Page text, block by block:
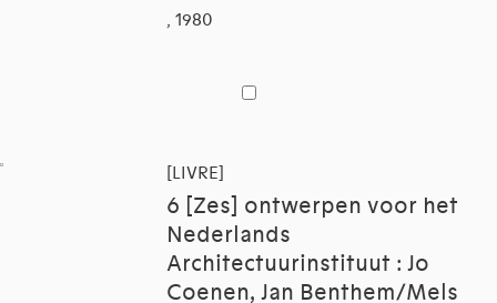
, 1980
[LIVRE]
6 [Zes] ontwerpen voor het
Nederlands
Architectuurinstituut : Jo
Coenen, Jan Benthem/Mels